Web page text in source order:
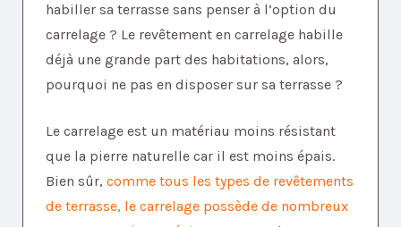
habiller sa terrasse sans penser à l’option du
carrelage ? Le revêtement en carrelage habille
déjà une grande part des habitations, alors,
pourquoi ne pas en disposer sur sa terrasse ?
Le carrelage est un matériau moins résistant
que la pierre naturelle car il est moins épais.
Bien sûr, comme tous les types de revêtements
de terrasse, le carrelage possède de nombreux